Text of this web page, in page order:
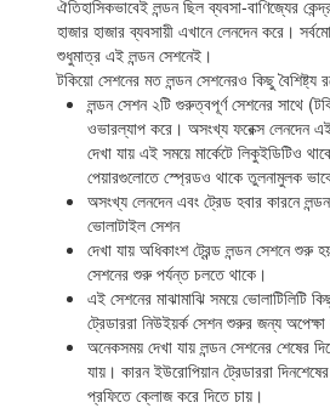
ঐতিহাসিকভাবেই লন্ডন ছিল ব্যবসা-বাণিজ্যের
হাজার হাজার ব্যবসায়ী এখানে লেনদেন করে।
শুধুমাত্র এই লন্ডন সেশনেই।
টকিয়ো সেশনের মত লন্ডন সেশনেরও কিছু বৈশিষ্ট্য
লন্ডন সেশন ২টি গুরুত্বপূর্ণ সেশনের সাথে
ওভারল্যাপ করে। অসংখ্য ফরেক্স লেনদেন
দেখা যায় এই সময়ে মার্কেটে লিকুইডিটিও
পেয়ারগুলোতে স্প্রেডও থাকে তুলনামুলক
অসংখ্য লেনদেন এবং ট্রেড হবার কারনে
ভোলাটাইল সেশন
দেখা যায় অধিকাংশ ট্রেন্ড লন্ডন সেশনে শুরু
সেশনের শুরু পর্যন্ত চলতে থাকে।
এই সেশনের মাঝামাঝি সময়ে ভোলাটিলিটি
ট্রেডাররা নিউইয়র্ক সেশন শুরুর জন্য
অনেকসময় দেখা যায় লন্ডন সেশনের শেষের
যায়। কারন ইউরোপিয়ান ট্রেডাররা
প্রফিতে ক্লোজ করে দিতে চায়।